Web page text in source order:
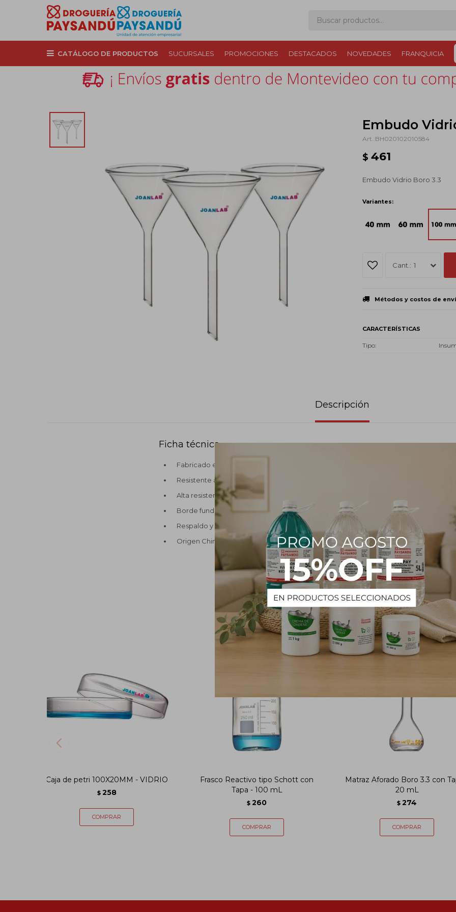
CATÁLOGO DE PRODUCTOS SUCURSALES PROMOCIONES DESTACADOS NOVEDADES FRANQUICIA
Embudo
BH020102010584
$ 461
Embudo Vidrio Boro 3.3
Variantes:
1
Métodos y costos de
CARACTERÍSTICAS
Tipo
Descripción
Ficha técnica
Fabricado en material de vidrio boro 3.3
Resistente al calor
Alta resistencia química
Borde fundido y reforzado
Respaldo y asesoramiento técnico posventa
Origen China
PRODUCTOS QUE TE PUEDEN INTERESAR
Caja de petri 100X20MM - VIDRIO
$ 258
Frasco Reactivo tipo Schott con
Tapa - 100 mL
$ 260
Matraz Aforado Boro 3.3 con
20 mL
$ 274